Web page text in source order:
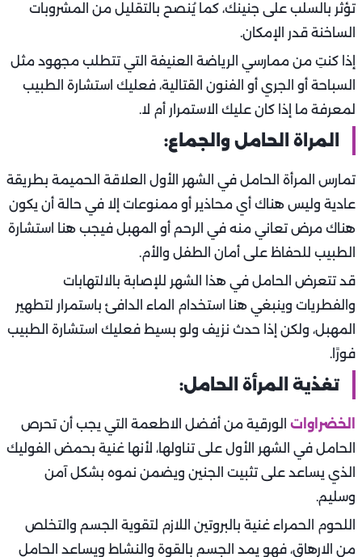
تؤثر بالسلب على جنينك، كما يُنصح بالتقليل من المشروبات
الساخنة قدر الإمكان.
إذا كنتِ من ممارسي الرياضة العنيفة التي تتطلب مجهود مثل
السباحة أو الجري أو الفنون القتالية، فعليك استشارة الطبيب
لمعرفة ما إذا كان عليك الاستمرار أم لا.
المراة الحامل والجماع:
تمارس المرأة الحامل في الشهر الأول العلاقة الحميمة بطريقة
عادية وليس هناك أي محاذير أو ممنوعات إلا في حالة أن يكون
هناك مرض تعاني منه في الرحم أو المهبل فيجب هنا استشارة
الطبيب للحفاظ على أمان الطفل والأم.
قد تتعرض الحامل في هذا الشهر للإصابة بالالتهابات
والفطريات وينبغي هنا استخدام الماء الدافئ باستمرار لتطهير
المهبل، ولكن إذا حدث نزيف ولو بسيط فعليك استشارة الطبيب
فورًا.
تغذية المرأة الحامل:
الخضراوات الورقية من أفضل الاطعمة التي يجب أن تحرص
الحامل في الشهر الأول على تناولها، لأنها غنية بحمض الفوليك
الذي يساعد على تثبيت الجنين ويضمن نموه بشكل آمن
وسليم.
اللحوم الحمراء غنية بالبروتين اللازم لتقوية الجسم والتخلص
من الارهاق، فهو يمد الجسم بالقوة والنشاط ويساعد الحامل